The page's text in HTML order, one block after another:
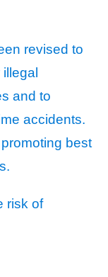
revised to
and to
accidents.
best
risk of